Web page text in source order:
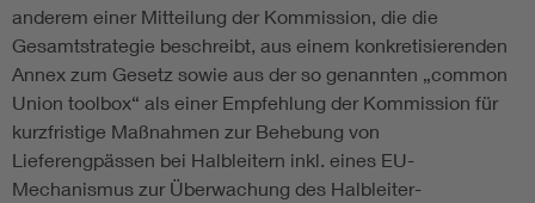
anderem einer Mitteilung der Kommission, die die
Gesamtstrategie beschreibt, aus einem konkretisierenden
Annex zum Gesetz sowie aus der so genannten „common
Union toolbox“ als einer Empfehlung der Kommission für
kurzfristige Maßnahmen zur Behebung von
Lieferengpässen bei Halbleitern inkl. eines EU-
Mechanismus zur Überwachung des Halbleiter-